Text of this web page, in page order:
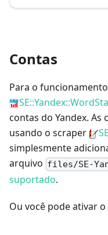
Contas
Para o
contas do Yandex.
usando o scraper
simplesmente
arquivo files/SE-
suportado.
Ou você pode ativar